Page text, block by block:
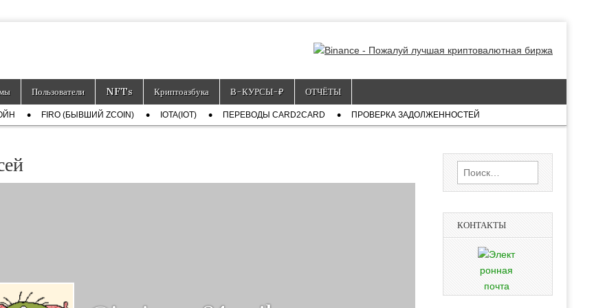
Пользователи NFTs Криптоазбука Ƀ-КУРСЫ-₽ ОТЧЁТЫ
FIRO (БЫВШИЙ ZCOIN) IOTA(IOT) ПЕРЕВОДЫ CARD2CARD ПРОВЕРКА ЗАДОЛЖЕННОСТЕЙ
Найти:
КОНТАКТЫ